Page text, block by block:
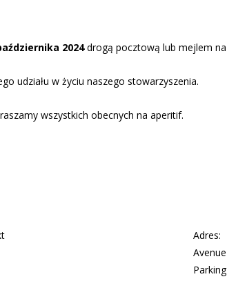
2024drogą pocztową lub mejlem na
udziału w życiu naszego stowarzyszenia.
wszystkich obecnych na aperitif.
Adres: